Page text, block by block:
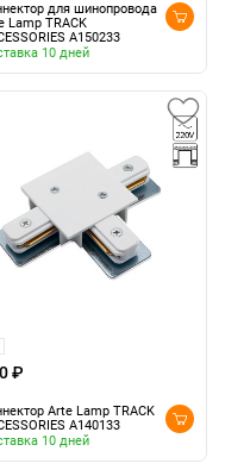
для шинопровода
Lamp TRACK
A150233
10 дней
₽
Arte Lamp TRACK
A140133
10 дней